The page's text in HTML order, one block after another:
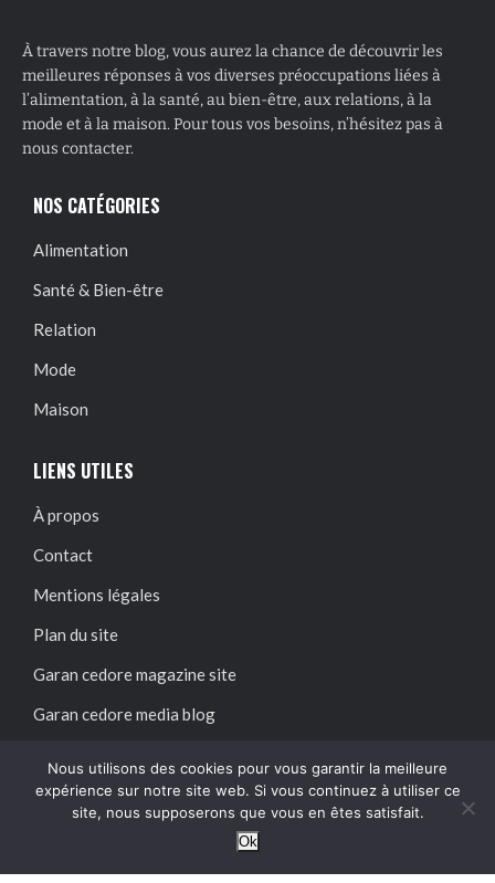
À travers notre blog, vous aurez la chance de découvrir les
meilleures réponses à vos diverses préoccupations liées à
l’alimentation, à la santé, au bien-être, aux relations, à la
mode et à la maison. Pour tous vos besoins, n’hésitez pas à
nous contacter.
NOS CATÉGORIES
Alimentation
Santé & Bien-être
Relation
Mode
Maison
LIENS UTILES
À propos
Contact
Mentions légales
Plan du site
Garan cedore magazine site
Garan cedore media blog
SUIVEZ-NOUS SUR :
Nous utilisons des cookies pour vous garantir la meilleure
expérience sur notre site web. Si vous continuez à utiliser ce
site, nous supposerons que vous en êtes satisfait.
Ok